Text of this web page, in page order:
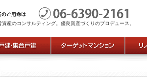
資産のコンサルティング。優良資産づくりのプロデュース。